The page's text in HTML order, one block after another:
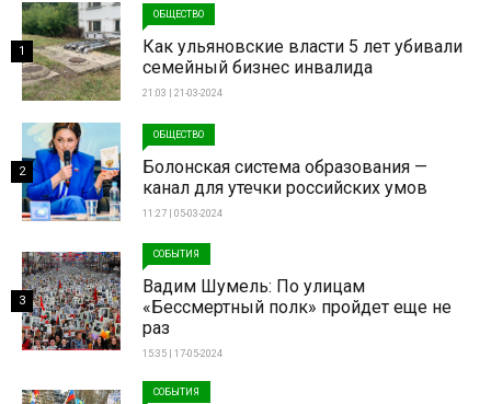
ОБЩЕСТВО
Как ульяновские власти 5 лет убивали
семейный бизнес инвалида
21:03 | 21-03-2024
1
ОБЩЕСТВО
Болонская система образования —
канал для утечки российских умов
11:27 | 05-03-2024
2
СОБЫТИЯ
Вадим Шумель: По улицам
«Бессмертный полк» пройдет еще не
раз
15:35 | 17-05-2024
3
СОБЫТИЯ